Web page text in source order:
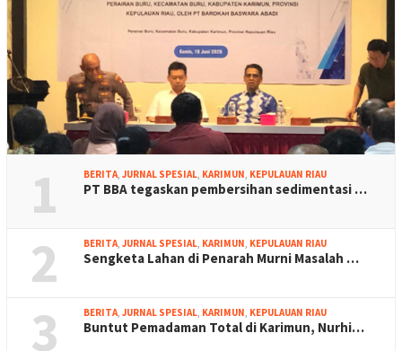
1 BERITA, JURNAL SPESIAL, KARIMUN, KEPULAUAN RIAU
PT BBA tegaskan pembersihan sedimentasi …
2 BERITA, JURNAL SPESIAL, KARIMUN, KEPULAUAN RIAU
Sengketa Lahan di Penarah Murni Masalah …
3 BERITA, JURNAL SPESIAL, KARIMUN, KEPULAUAN RIAU
Buntut Pemadaman Total di Karimun, Nurhi…